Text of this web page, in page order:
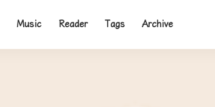
Music Reader Tags Archive